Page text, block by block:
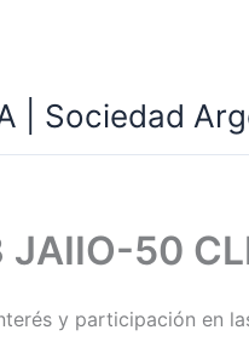
| Sociedad
JAIIO-50
y participación en